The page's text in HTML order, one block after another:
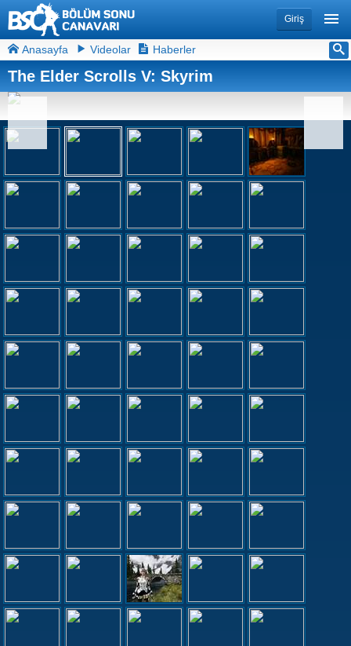
Giriş
Anasayfa Videolar Haberler
The Elder Scrolls V: Skyrim